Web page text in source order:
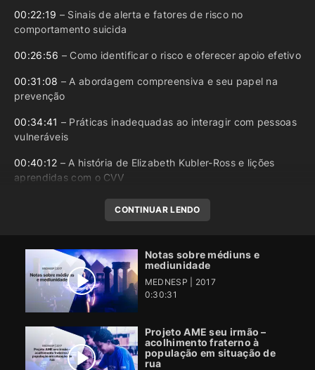
00:22:19 – Sinais de alerta e fatores de risco no
comportamento suicida
00:26:56 – Como identificar o risco e oferecer apoio efetivo
00:31:08 – A abordagem compreensiva e seu papel na
prevenção
00:34:41 – Práticas inadequadas ao interagir com pessoas
vulneráveis
00:40:12 – A história de Elizabeth Kubler-Ross e lições
aprendidas com o CVV
CONTINUAR LENDO
Notas sobre médiuns e
mediunidade
MEDNESP | 2017
0:30:31
Projeto AME seu irmão –
acolhimento fraterno à
população em situação de
rua